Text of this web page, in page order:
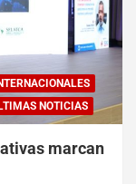
NOTICIAS
marcan